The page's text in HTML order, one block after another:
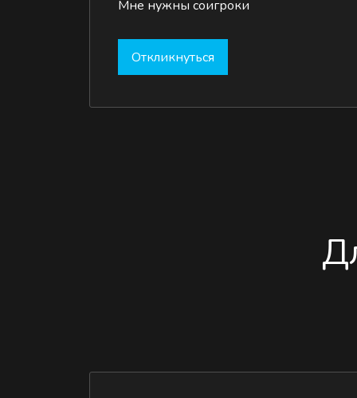
Мне нужны соигроки
Откликнуться